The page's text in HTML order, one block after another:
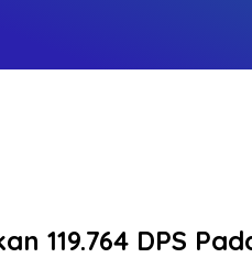
119.764 DPS